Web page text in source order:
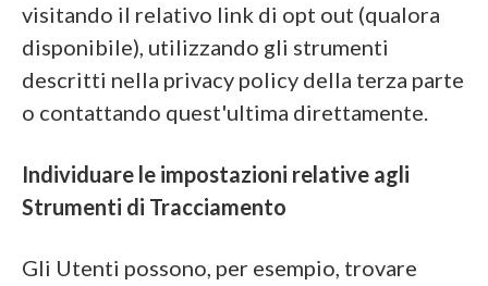
visitando il relativo link di opt out (qualora
disponibile), utilizzando gli strumenti
descritti nella privacy policy della terza parte
o contattando quest'ultima direttamente.
Individuare le impostazioni relative agli
Strumenti di Tracciamento
Gli Utenti possono, per esempio, trovare